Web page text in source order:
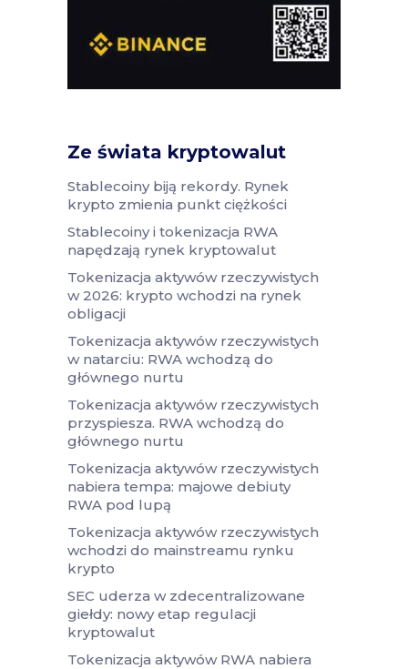
Ze świata kryptowalut
Stablecoiny biją rekordy. Rynek
krypto zmienia punkt ciężkości
Stablecoiny i tokenizacja RWA
napędzają rynek kryptowalut
Tokenizacja aktywów rzeczywistych
w 2026: krypto wchodzi na rynek
obligacji
Tokenizacja aktywów rzeczywistych
w natarciu: RWA wchodzą do
głównego nurtu
Tokenizacja aktywów rzeczywistych
przyspiesza. RWA wchodzą do
głównego nurtu
Tokenizacja aktywów rzeczywistych
nabiera tempa: majowe debiuty
RWA pod lupą
Tokenizacja aktywów rzeczywistych
wchodzi do mainstreamu rynku
krypto
SEC uderza w zdecentralizowane
giełdy: nowy etap regulacji
kryptowalut
Tokenizacja aktywów RWA nabiera